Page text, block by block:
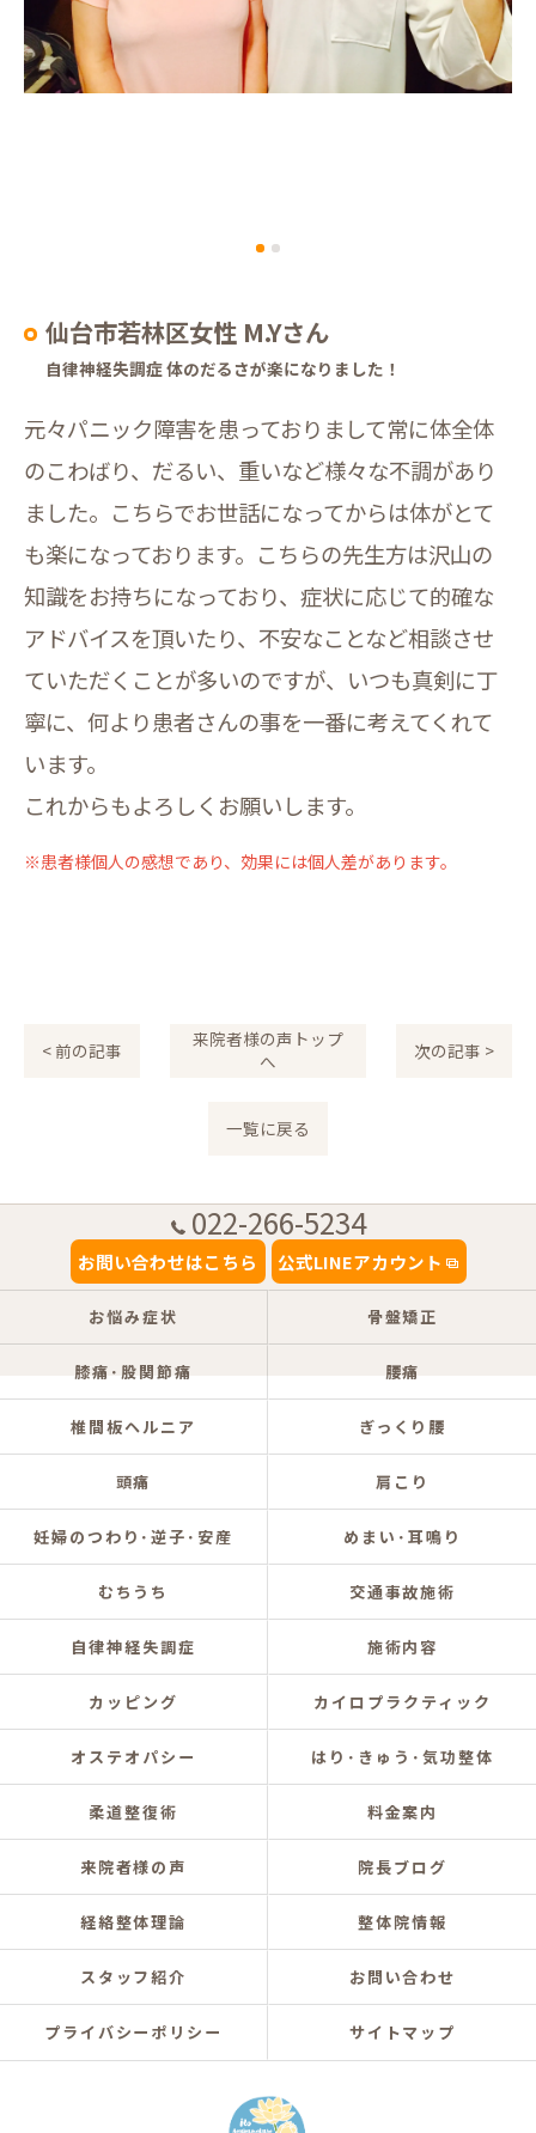
仙台市若林区女性 M.Yさん
自律神経失調症 体のだるさが楽になりました！
元々パニック障害を患っておりまして常に体全体
のこわばり、だるい、重いなど様々な不調があり
ました。こちらでお世話になってからは体がとて
も楽になっております。こちらの先生方は沢山の
知識をお持ちになっており、症状に応じて的確な
アドバイスを頂いたり、不安なことなど相談させ
ていただくことが多いのですが、いつも真剣に丁
寧に、何より患者さんの事を一番に考えてくれて
います。
これからもよろしくお願いします。
※患者様個人の感想であり、効果には個人差があります。
< 前の記事
来院者様の声トップ
へ
次の記事 >
一覧に戻る
022-266-5234
お問い合わせはこちら 公式LINEアカウント
お悩み症状 骨盤矯正
膝痛･股関節痛 腰痛
椎間板ヘルニア ぎっくり腰
頭痛 肩こり
妊婦のつわり･逆子･安産 めまい･耳鳴り
むちうち 交通事故施術
自律神経失調症 施術内容
カッピング カイロプラクティック
オステオパシー はり･きゅう･気功整体
柔道整復術 料金案内
来院者様の声 院長ブログ
経絡整体理論 整体院情報
スタッフ紹介 お問い合わせ
プライバシーポリシー サイトマップ